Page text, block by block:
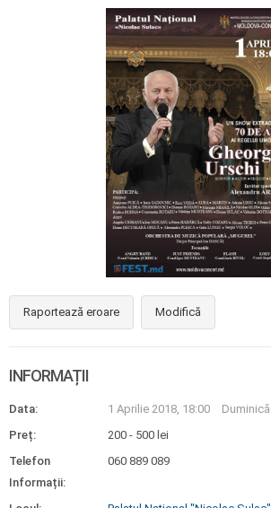
Raportează eroare Modifică
INFORMAȚII
Data: 1 Aprilie 2018, 18:00
Duminică
Preț:
200 - 500 lei
Telefon
Informații:
060 889 089